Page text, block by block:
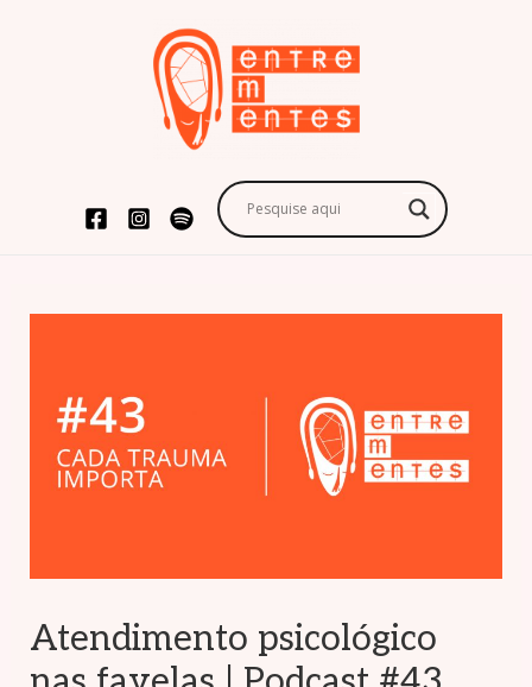
Atendimento psicológico